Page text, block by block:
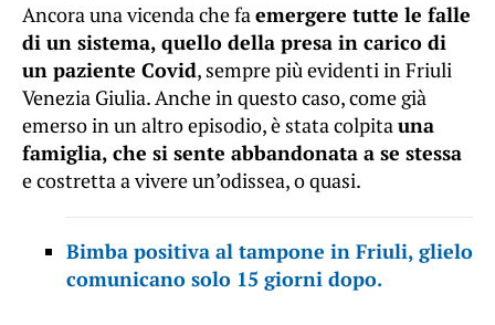
Ancora una vicenda che faemergere tutte le falle
di un sistema, quello della presa in carico di
un paziente Covid, sempre più evidenti in Friuli
Venezia Giulia. Anche in questo caso, come già
emerso in un altro episodio, è stata colpitauna
famiglia, che si sente abbandonata a se stessa
e costretta a vivere un’odissea, o quasi.
Bimba positiva al tampone in Friuli, glielo
comunicano solo 15 giorni dopo.